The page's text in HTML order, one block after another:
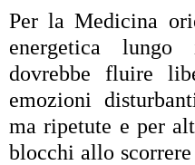
Per la Medicina
energetica
dovrebbe fluire
emozioni
ma ripetute e per
blocchi allo